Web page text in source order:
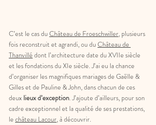
C’est le cas du Château de Froeschwiller, plusieurs
fois reconstruit et agrandi, ou du Château de
Thanvillé dont l’architecture date du XVIIe siècle
et les fondations du XIe siècle. J’ai eu la chance
d’organiser les magnifiques mariages de Gaëlle &
Gilles et de Pauline & John, dans chacun de ces
deux lieux d’exception. J’ajoute d’ailleurs, pour son
cadre exceptionnel et la qualité de ses prestations,
le château Lacour, à découvrir.